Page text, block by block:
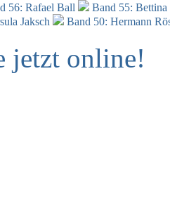
56: Rafael Ball
Band 55:
Jaksch Band 50: Hermann
jetzt online!